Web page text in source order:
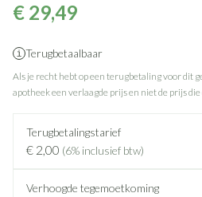
€ 29,49
Terugbetaalbaar
Als je recht hebt op een terugbetaling voor dit
apotheek een verlaagde prijs en niet de prijs
Terugbetalingstarief
€ 2,00 (6% inclusief btw)
Verhoogde tegemoetkoming